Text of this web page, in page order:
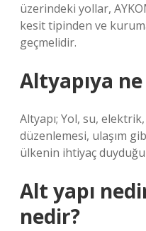
üzerindeki yollar,
kesit tipinden ve
geçmelidir.
Altyapıya
Altyapı; Yol, su,
düzenlemesi, ulaşım
ülkenin ihtiyaç
Alt yapı
nedir?